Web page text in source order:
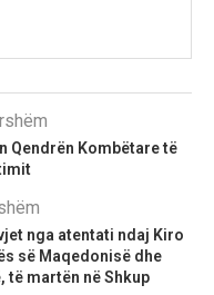
Qendrën Kombëtare të
nga atentati ndaj Kiro
së Maqedonisë dhe
të martën në Shkup